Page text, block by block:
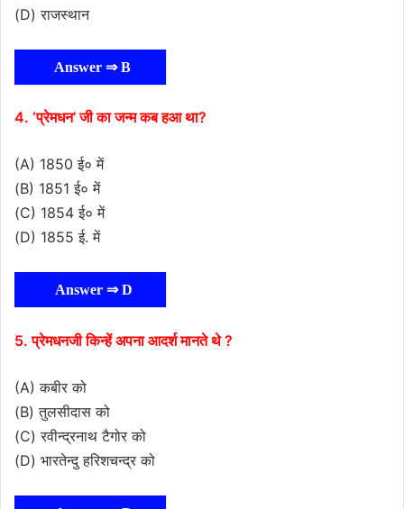
(D) राजस्थान
Answer ⇒ B
4. ‘प्रेमधन’ जी का जन्म कब हआ था?
(A) 1850 ई० में
(B) 1851 ई० में
(C) 1854 ई० में
(D) 1855 ई. में
Answer ⇒ D
5. प्रेमधनजी किन्हें अपना आदर्श मानते थे ?
(A) कबीर को
(B) तुलसीदास को
(C) रवीन्द्रनाथ टैगोर को
(D) भारतेन्दु हरिशचन्द्र को